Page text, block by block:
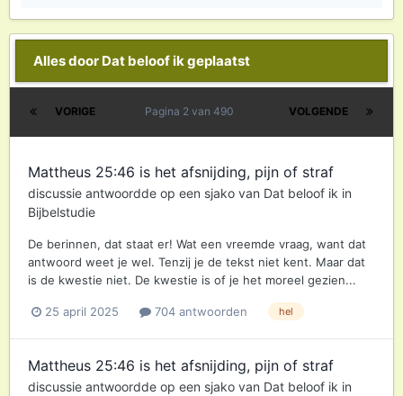
Alles door Dat beloof ik geplaatst
VORIGE VOLGENDE
Pagina 2 van 490
Mattheus 25:46 is het afsnijding, pijn of straf
discussie antwoordde op een sjako van Dat beloof ik in
Bijbelstudie
De berinnen, dat staat er! Wat een vreemde vraag, want dat
antwoord weet je wel. Tenzij je de tekst niet kent. Maar dat
is de kwestie niet. De kwestie is of je het moreel gezien...
25 april 2025 704 antwoorden hel
Mattheus 25:46 is het afsnijding, pijn of straf
discussie antwoordde op een sjako van Dat beloof ik in